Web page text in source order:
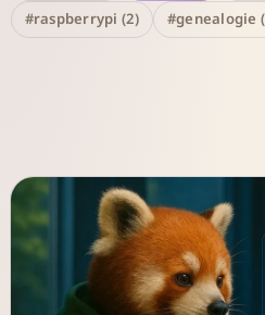
#raspberrypi (2)
#genealogie